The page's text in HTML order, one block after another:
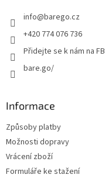
info@barego.cz
+420 774 076 736
Přidejte se k nám na FB
bare.go/
Informace
Způsoby platby
Možnosti dopravy
Vrácení zboží
Formuláře ke stažení